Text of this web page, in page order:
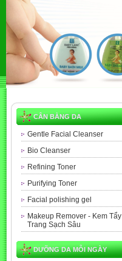
CÂN BẰNG DA
Gentle Facial Cleanser
Bio Cleanser
Refining Toner
Purifying Toner
Facial polishing gel
Makeup Remover - Kem Tẩy
Trang Sạch Sâu
DƯỠNG DA MỖI NGÀY